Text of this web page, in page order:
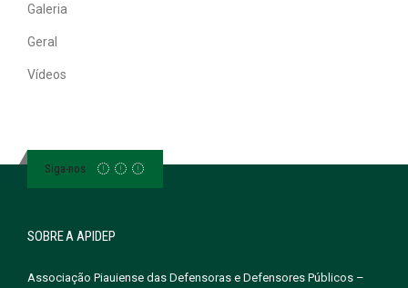
Galeria
Geral
Vídeos
Siga-nos
SOBRE A APIDEP
Associação Piauiense das Defensoras e Defensores Públicos –